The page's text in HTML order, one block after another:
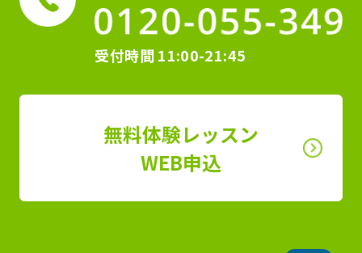
受付時間11:00-21:45
無料体験レッスン
WEB申込